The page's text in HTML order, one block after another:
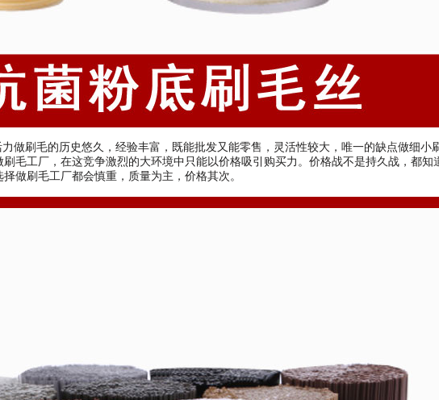
做刷毛的历史悠久，经验丰富，既能批发又能零售，灵活性较大，唯一的缺点做细小
毛工厂，在这竞争激烈的大环境中只能以价格吸引购买力。价格战不是持久战，都知
做刷毛工厂都会慎重，质量为主，价格其次。